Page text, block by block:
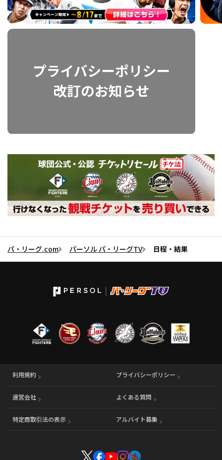
パ・リーグ.com パーソル パ・リーグTV 日程・結果
利用規約 プライバシーポリシー
運営会社 （別ウィンドウで開く） よくある質問
特定商取引法の表示 アルバイト募集 （別ウィンドウで開く